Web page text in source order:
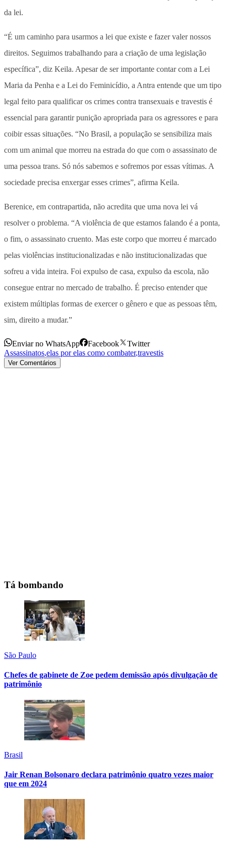
da lei.
“É um caminho para usarmos a lei que existe e fazer valer nossos
direitos. Seguimos trabalhando para a criação de uma legislação
específica”, diz Keila. Apesar de ser importante contar com a Lei
Maria da Penha e a Lei do Feminicídio, a Antra entende que um tipo
legal feito para qualificar os crimes contra transexuais e travestis é
essencial para garantir punição apropriada para os agressores e para
coibir essas situações. “No Brasil, a população se sensibiliza mais
com um animal que morreu na estrada do que com o assassinato de
uma pessoa trans. Só nós sabemos e sofremos por essas vítimas. A
sociedade precisa enxergar esses crimes”, afirma Keila.
Berenice, em contrapartida, não acredita que uma nova lei vá
resolver o problema. “A violência de que estamos falando é a ponta,
o fim, o assassinato cruento. Mas este corpo que morreu é marcado
pelas violências institucionalizadas e não institucionalizadas que
sofreu a vida inteira. Foi expulso de casa, expulso da escola, não
consegue entrar no mercado de trabalho. É preciso entender que
existem múltiplas formas de exercer o gênero e que as pessoas têm,
sim, direito a mudar.”
Enviar no WhatsApp Facebook
Twitter
Assassinatos,elas por elas como combater,travestis
Ver Comentários
Tá bombando
São Paulo
Chefes de gabinete de Zoe pedem demissão após divulgação de
patrimônio
Brasil
Jair Renan Bolsonaro declara patrimônio quatro vezes maior
que em 2024